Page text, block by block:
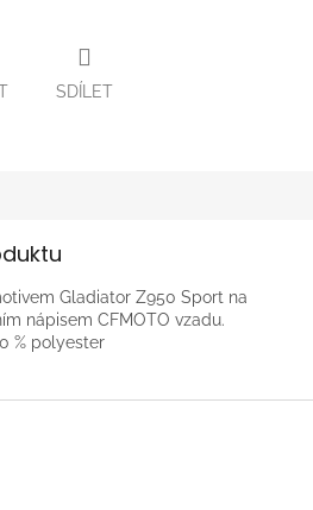
SDÍLET
Gladiator Z950 Sport na
nápisem CFMOTO vzadu.
% polyester